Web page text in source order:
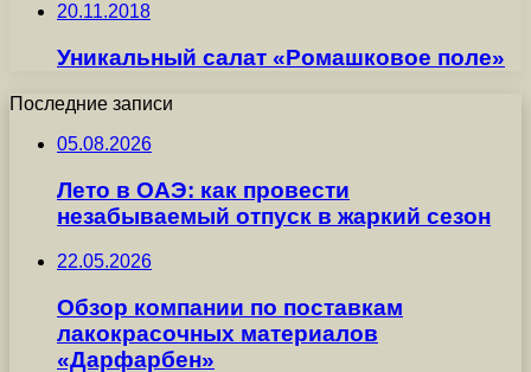
20.11.2018
Уникальный салат «Ромашковое поле»
Последние записи
05.08.2026
Лето в ОАЭ: как провести
незабываемый отпуск в жаркий сезон
22.05.2026
Обзор компании по поставкам
лакокрасочных материалов
«Дарфарбен»